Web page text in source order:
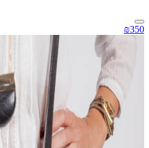
₪350